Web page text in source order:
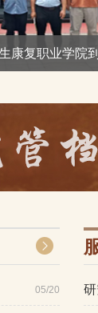
复职业学院
05/20